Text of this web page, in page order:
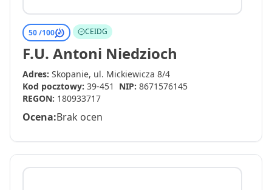
50 /100 CEIDG
F.U. Antoni Niedzioch
Adres: Skopanie, ul. Mickiewicza 8/4
Kod pocztowy: 39-451 NIP: 8671576145
REGON: 180933717
Ocena:Brak ocen